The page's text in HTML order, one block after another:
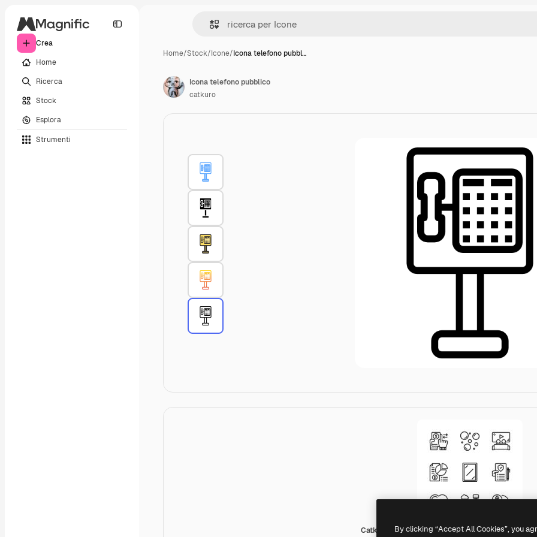
Crea
Home
Ricerca
Stock
Esplora
Strumenti
Home/Stock/Icone/Icona telefono pubbl…
Catkuro Lineal
Icona telefono pubblico
catkuro
By clicking “Accept All Cookies”, you